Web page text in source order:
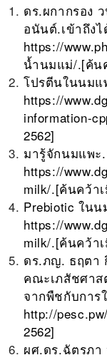
ดร.ผกากรอง
อนันต์.เข้าถึงไ
https://
น้ำนมแม่/.[ค้น
โปรตีนในนมแ
https://
information-
2562]
มารู้จักนมแพะ
https://
milk/.[ค้นคว้า
Prebiotic ในน
https://
milk/.[ค้นคว้า
ดร.ภญ. ธฤตา
คณะเภสัชศา
จากพืชกับการ
http://
2562]
ผศ.ดร.ฉัตรภ